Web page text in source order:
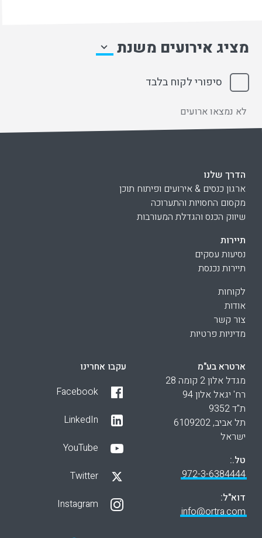
מציג אירועים משנת
סיפורי לקוח בלבד
לא נמצאו ארועים
הדרך שלנו
ארגון כנסים & אירועים ופיתוח תוכן
מקסום החסויות והתערוכה
שיווק הכנס והגדלת המעורבות
תיירות
נסיעות עסקים
תיירות נכנסת
לקוחות
אודות
צור קשר
מדיניות פרטיות
ארטרא בע"מ
מגדל אלון 2 קומה 28
רח' יגאל אלון 94
ת"ד 9352
תל אביב, 6109202
ישראל
טל.:
972-3-6384444
דוא"ל:
info@ortra.com
עקבו אחרינו
Facebook
LinkedIn
YouTube
Twitter
Instagram